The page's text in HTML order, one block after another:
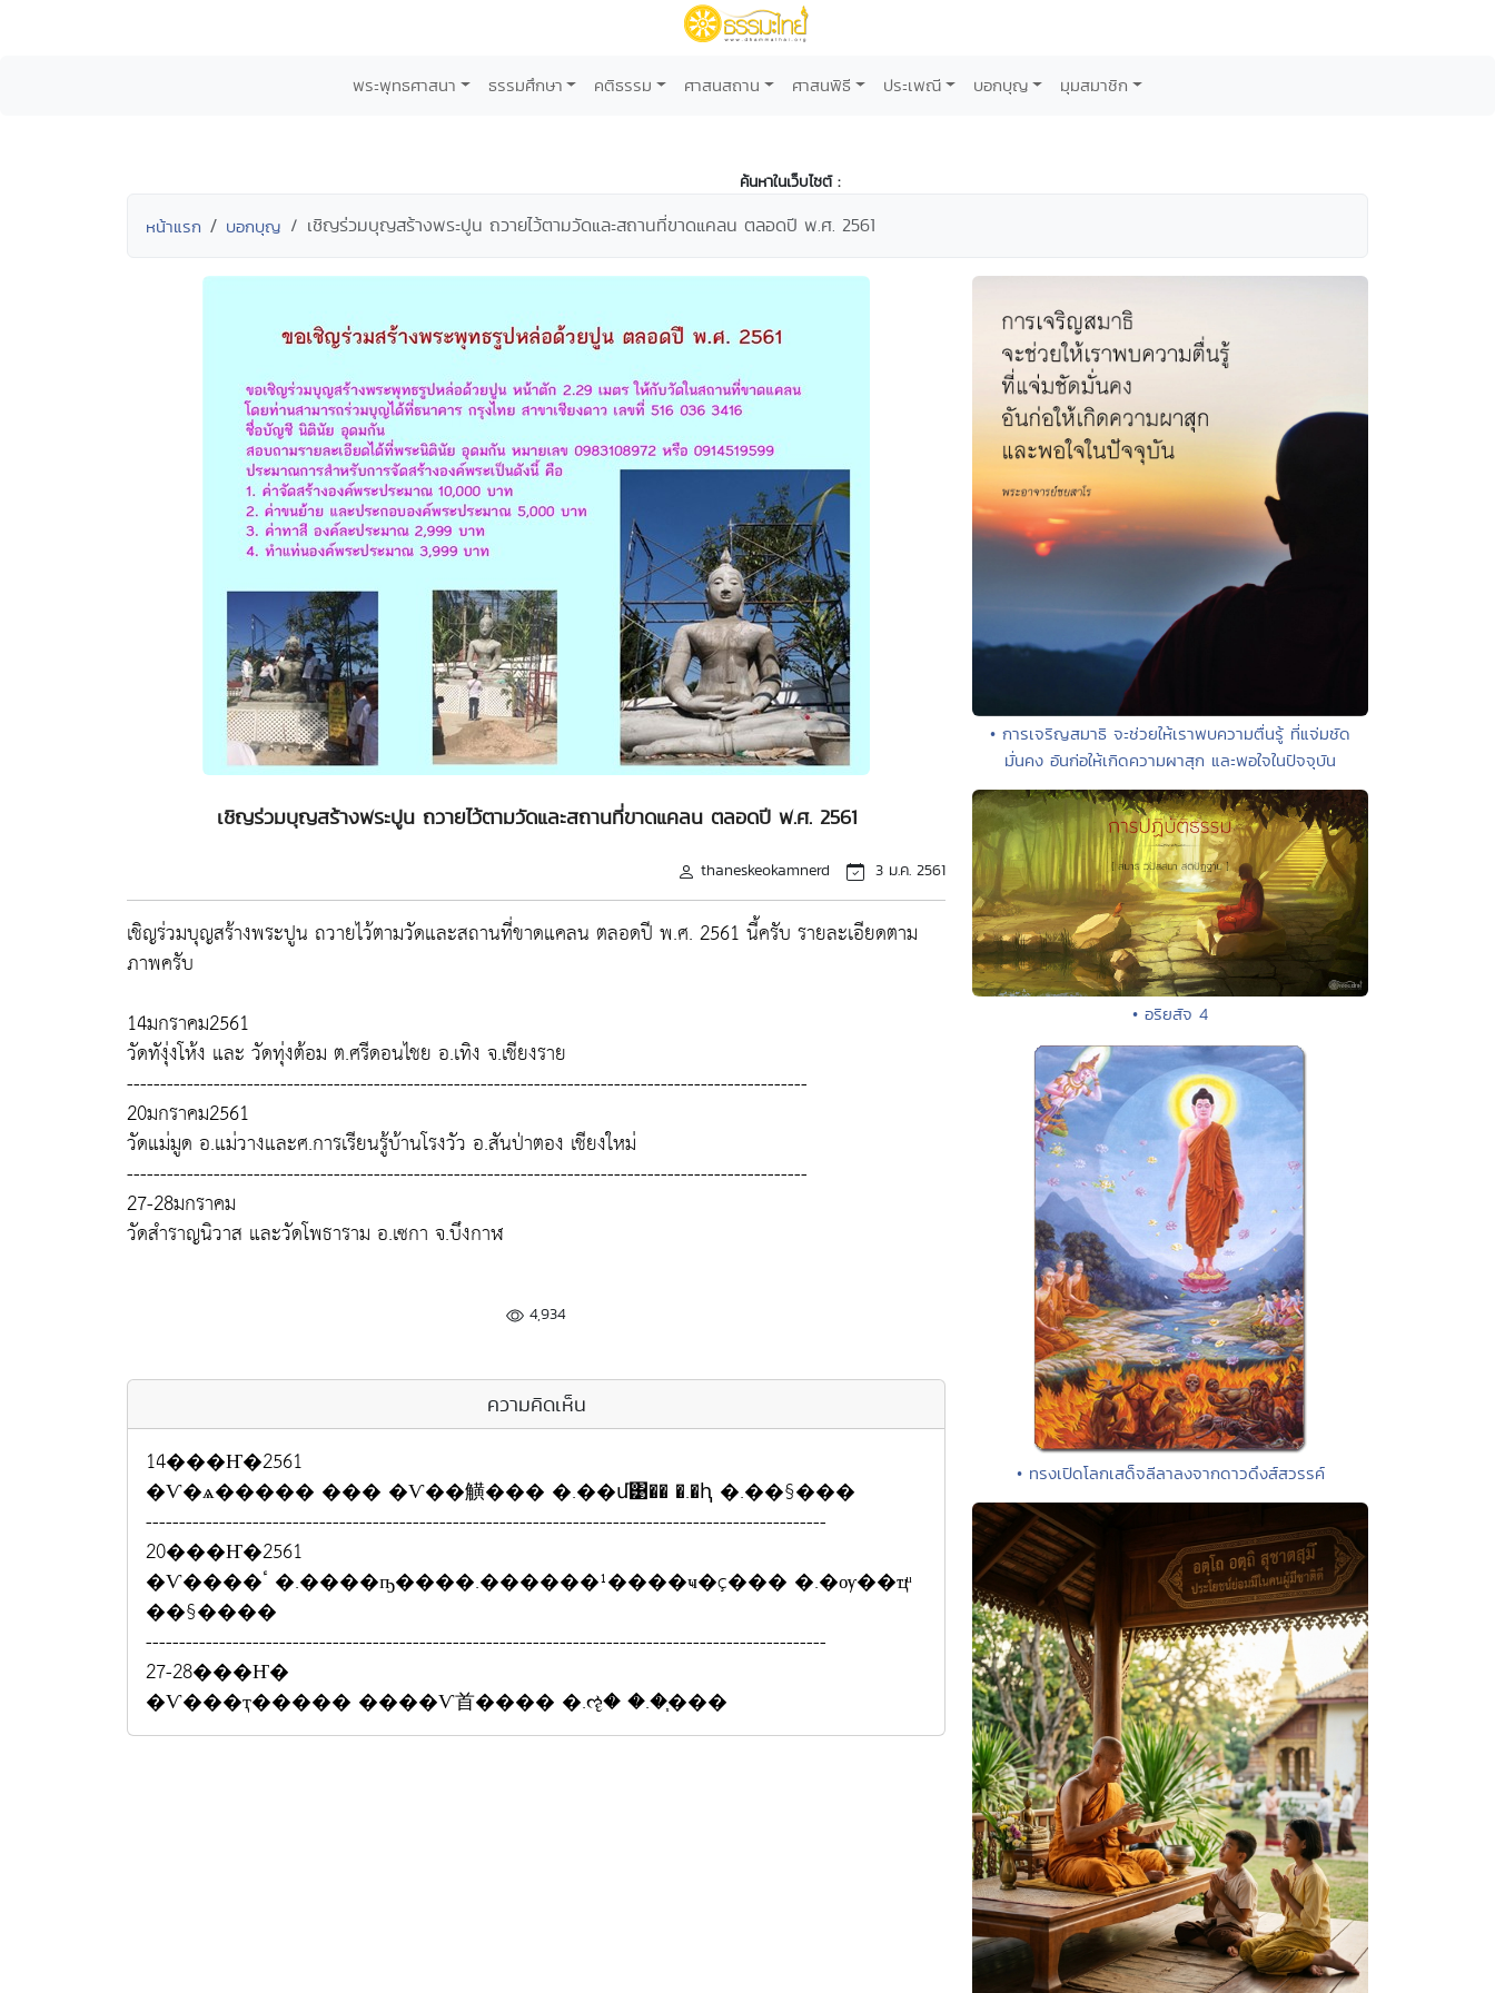
พระพุทธศาสนา ธรรมศึกษา คติธรรม ศาสนสถาน ศาสนพิธี ประเพณี บอกบุญ มุมสมาชิก
ค้นหาในเว็บไซต์ :
หน้าแรก บอกบุญ เชิญร่วมบุญสร้างพระปูน ถวายไว้ตามวัดและสถานที่ขาดแคลน ตลอดปี พ.ศ. 2561
เชิญร่วมบุญสร้างพระปูน ถวายไว้ตามวัดและสถานที่ขาดแคลน ตลอดปี พ.ศ. 2561
thaneskeokamnerd 3 ม.ค. 2561
เชิญร่วมบุญสร้างพระปูน ถวายไว้ตามวัดและสถานที่ขาดแคลน ตลอดปี พ.ศ. 2561 นี้ครับ รายละเอียดตาม
ภาพครับ
14มกราคม2561
วัดทังุ่งโห้ง และ วัดทุ่งต้อม ต.ศรีดอนไชย อ.เทิง จ.เชียงราย
------------------------------------------------------------------------------------------------------
20มกราคม2561
วัดแม่มูด อ.แม่วางและศ.การเรียนรู้บ้านโรงวัว อ.สันป่าตอง เชียงใหม่
------------------------------------------------------------------------------------------------------
27-28มกราคม
วัดสำราญนิวาส และวัดโพธาราม อ.เซกา จ.บึงกาฬ
4,934
ความคิดเห็น
14���Ҥ�2561
�Ѵ�ѧ����� ��� �Ѵ��觵��� �.��մ͹�� �.�ԧ �.��§���
------------------------------------------------------------------------------------------------------
20���Ҥ�2561
�Ѵ����ٴ �.����ҧ����.������¹����ҹ�ç��� �.�ѹ��ҵͧ
��§����
------------------------------------------------------------------------------------------------------
27-28���Ҥ�
�Ѵ���ҭ����� ����Ѵ⾸���� �.ૡ� �.�֧���
• การเจริญสมาธิ จะช่วยให้เราพบความตื่นรู้ ที่แจ่มชัด
มั่นคง อันก่อให้เกิดความผาสุก และพอใจในปัจจุบัน
• อริยสัจ 4
• ทรงเปิดโลกเสด็จลีลาลงจากดาวดึงส์สวรรค์